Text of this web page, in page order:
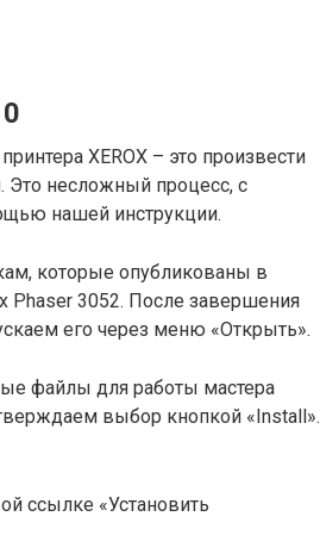
XEROX – это произвести
Это несложный процесс, с
нашей инструкции.
которые опубликованы в
Phaser 3052. После завершения
его через меню «Открыть».
файлы для работы мастера
выбор кнопкой «Install».
ссылке «Установить